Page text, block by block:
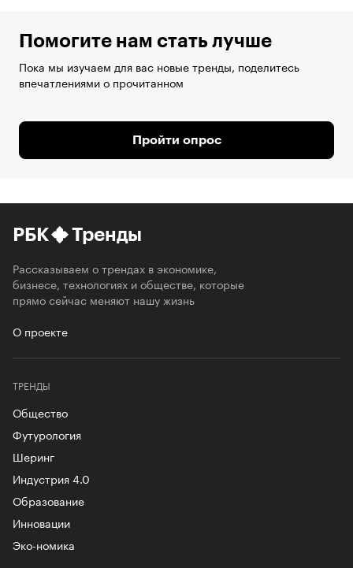
Помогите нам стать лучше
Пока мы изучаем для вас новые тренды, поделитесь
впечатлениями о прочитанном
Пройти опрос
РБК Тренды
Рассказываем о трендах в экономике,
бизнесе, технологиях и обществе, которые
прямо сейчас меняют нашу жизнь
О проекте
ТРЕНДЫ
Общество
Футурология
Шеринг
Индустрия 4.0
Образование
Инновации
Эко-номика